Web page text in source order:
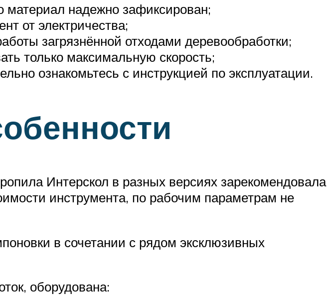
материал надежно зафиксирован;
от электричества;
загрязнённой отходами деревообработки;
только максимальную скорость;
ознакомьтесь с инструкцией по эксплуатации.
Интерскол в разных версиях зарекомендовала
инструмента, по рабочим параметрам не
в сочетании с рядом эксклюзивных
оборудована: